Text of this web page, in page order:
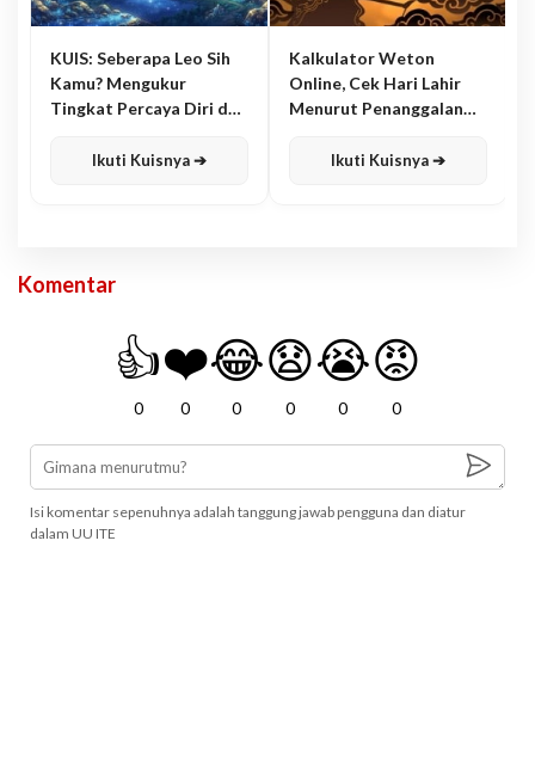
KUIS: Seberapa Leo Sih
Kamu? Mengukur
Tingkat Percaya Diri dan
Ikuti Kuisnya ➔
Kalkulator Weton
Online, Cek Hari Lahir
Menurut Penanggalan
Ikuti Kuisnya ➔
Komentar
👍
0
❤️
0
😂
0
😧
0
😭
0
😡
0
Isi komentar sepenuhnya adalah tanggung jawab pengguna dan diatur
dalam UU ITE